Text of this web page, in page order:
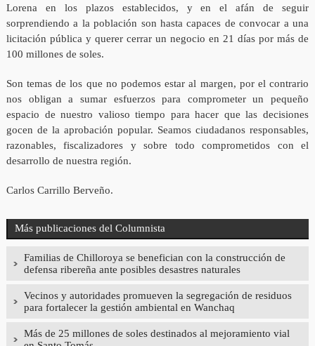
Lorena en los plazos establecidos, y en el afán de seguir
sorprendiendo a la población son hasta capaces de convocar a una
licitación pública y querer cerrar un negocio en 21 días por más de
100 millones de soles.
Son temas de los que no podemos estar al margen, por el contrario
nos obligan a sumar esfuerzos para comprometer un pequeño
espacio de nuestro valioso tiempo para hacer que las decisiones
gocen de la aprobación popular. Seamos ciudadanos responsables,
razonables, fiscalizadores y sobre todo comprometidos con el
desarrollo de nuestra región.
Carlos Carrillo Berveño.
Más publicaciones del Columnista
Familias de Chilloroya se benefician con la construcción de
defensa ribereña ante posibles desastres naturales
Vecinos y autoridades promueven la segregación de residuos
para fortalecer la gestión ambiental en Wanchaq
Más de 25 millones de soles destinados al mejoramiento vial